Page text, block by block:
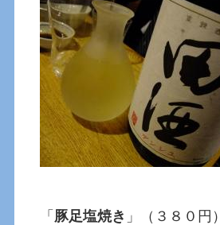
「 豚足塩焼き 」（３８０円）